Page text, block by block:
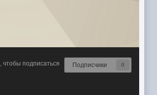
чтобы подписаться Подписчики 0